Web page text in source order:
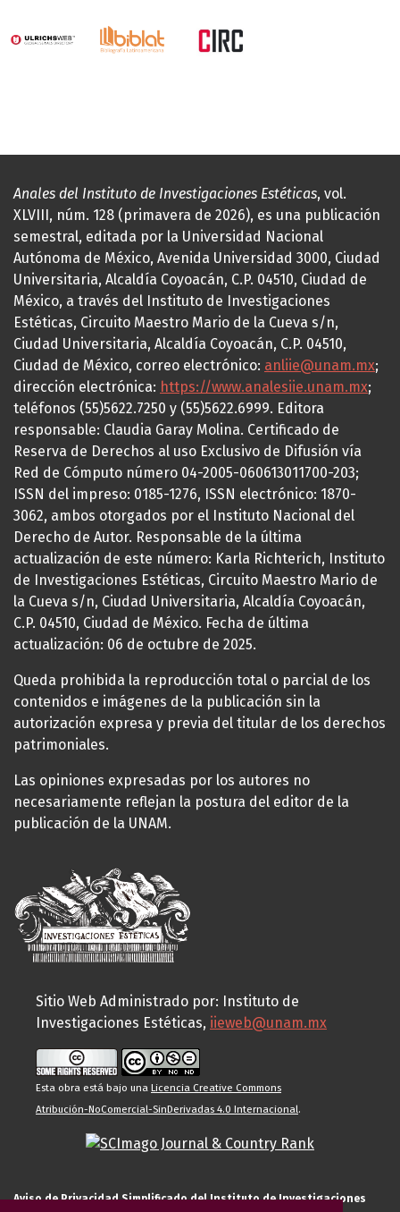
Anales del Instituto de Investigaciones Estéticas, vol.
XLVIII, núm. 128 (primavera de 2026), es una publicación
semestral, editada por la Universidad Nacional
Autónoma de México, Avenida Universidad 3000, Ciudad
Universitaria, Alcaldía Coyoacán, C.P. 04510, Ciudad de
México, a través del Instituto de Investigaciones
Estéticas, Circuito Maestro Mario de la Cueva s/n,
Ciudad Universitaria, Alcaldía Coyoacán, C.P. 04510,
Ciudad de México, correo electrónico: anliie@unam.mx;
dirección electrónica: https://www.analesiie.unam.mx;
teléfonos (55)5622.7250 y (55)5622.6999. Editora
responsable: Claudia Garay Molina. Certificado de
Reserva de Derechos al uso Exclusivo de Difusión vía
Red de Cómputo número 04-2005-060613011700-203;
ISSN del impreso: 0185-1276, ISSN electrónico: 1870-
3062, ambos otorgados por el Instituto Nacional del
Derecho de Autor. Responsable de la última
actualización de este número: Karla Richterich, Instituto
de Investigaciones Estéticas, Circuito Maestro Mario de
la Cueva s/n, Ciudad Universitaria, Alcaldía Coyoacán,
C.P. 04510, Ciudad de México. Fecha de última
actualización: 06 de octubre de 2025.
Queda prohibida la reproducción total o parcial de los
contenidos e imágenes de la publicación sin la
autorización expresa y previa del titular de los derechos
patrimoniales.
Las opiniones expresadas por los autores no
necesariamente reflejan la postura del editor de la
publicación de la UNAM.
Sitio Web Administrado por: Instituto de
Investigaciones Estéticas, iieweb@unam.mx
Esta obra está bajo una Licencia Creative Commons
Atribución-NoComercial-SinDerivadas 4.0 Internacional.
Aviso de Privacidad Simplificado del Instituto de Investigaciones